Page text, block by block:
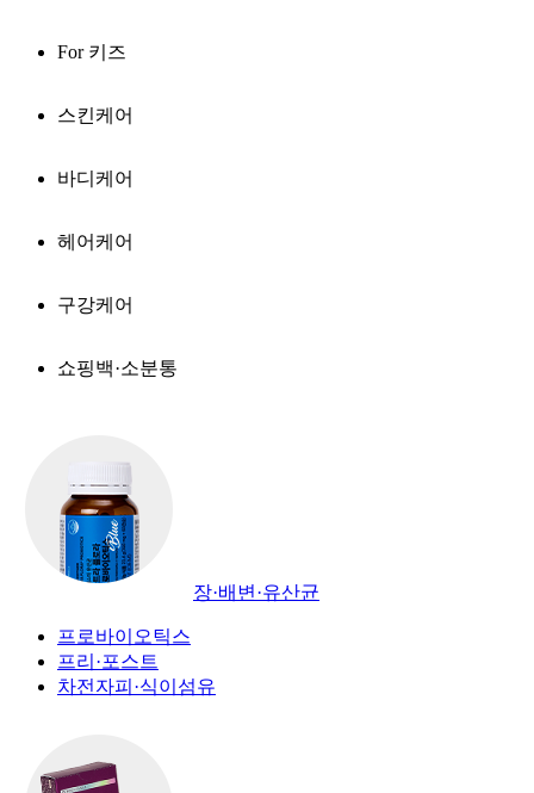
For 키즈
스킨케어
바디케어
헤어케어
구강케어
쇼핑백·소분통
장·배변·유산균
프로바이오틱스
프리·포스트
차전자피·식이섬유